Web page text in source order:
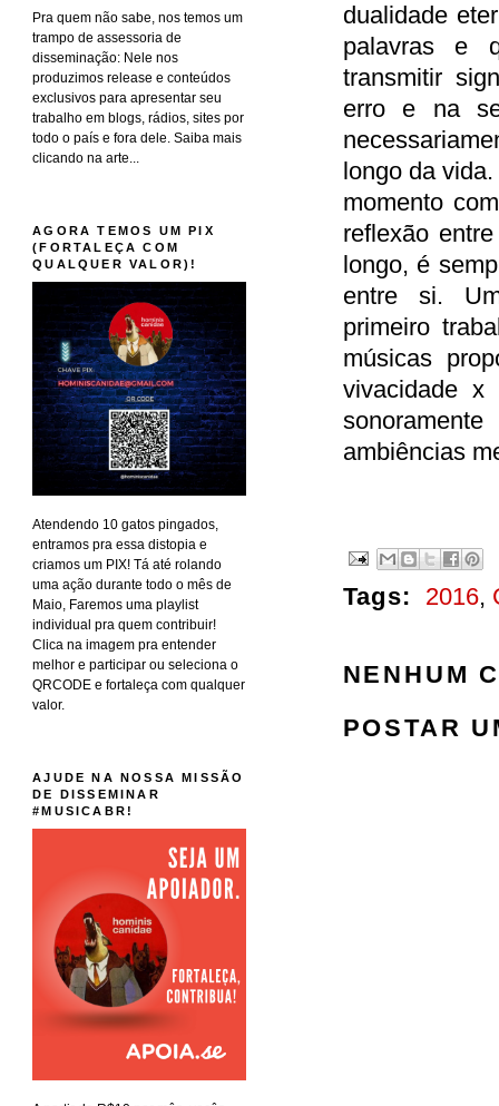
dualidade
palavras e
transmitir
erro e na
longo da
momento
reflexão
longo, é
entre si.
primeiro
músicas
vivacidade x
ambiências
Tags: 2016,
NENHUM
POSTAR
Pra quem não sabe, nos temos um
trampo de assessoria de
disseminação: Nele nos
produzimos release e conteúdos
exclusivos para apresentar seu
trabalho em blogs, rádios, sites por
todo o país e fora dele. Saiba mais
clicando na arte...
AGORA TEMOS UM PIX
(FORTALEÇA COM
QUALQUER VALOR)!
Atendendo 10 gatos pingados,
entramos pra essa distopia e
criamos um PIX! Tá até rolando
uma ação durante todo o mês de
Maio, Faremos uma playlist
individual pra quem contribuir!
Clica na imagem pra entender
melhor e participar ou seleciona o
QRCODE e fortaleça com qualquer
valor.
AJUDE NA NOSSA MISSÃO
DE DISSEMINAR
#MUSICABR!